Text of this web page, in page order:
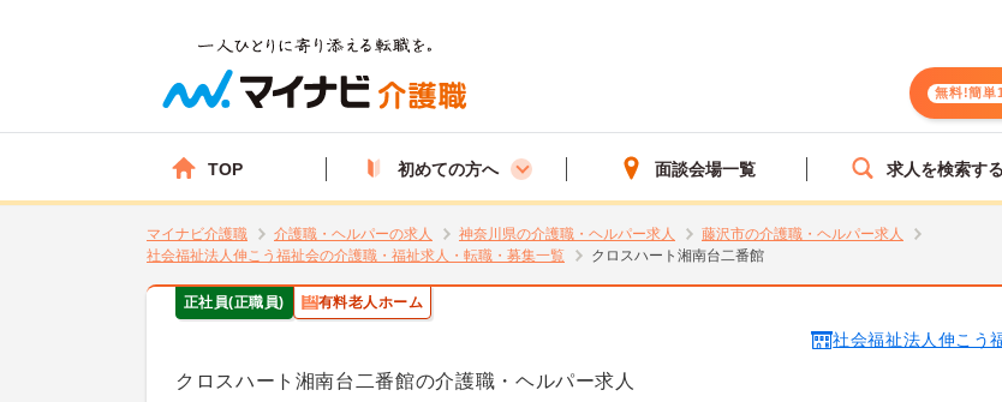
無料!簡単
TOP 初めての方へ 面談会場一覧 求人を検索する
マイナビ介護職 介護職・ヘルパーの求人 神奈川県の介護職・ヘルパー求人
藤沢市の介護職・ヘルパー求人
社会福祉法人伸こう福祉会の介護職・福祉求人・転職・募集一覧
クロスハート湘南台二番館
正社員(正職員) 有料老人ホーム
社会福祉法人伸こう
クロスハート湘南台二番館の介護職・ヘルパー求人